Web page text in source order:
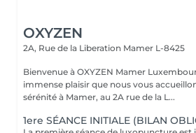
OXYZEN
2A, Rue de la Liberation Mamer L-8425
Bienvenue à OXYZEN Mamer Luxembourg ! C'est
immense plaisir que nous vous
sérénité à Mamer, au 2A rue de la L...
1ere SÉANCE INITIALE (BILAN